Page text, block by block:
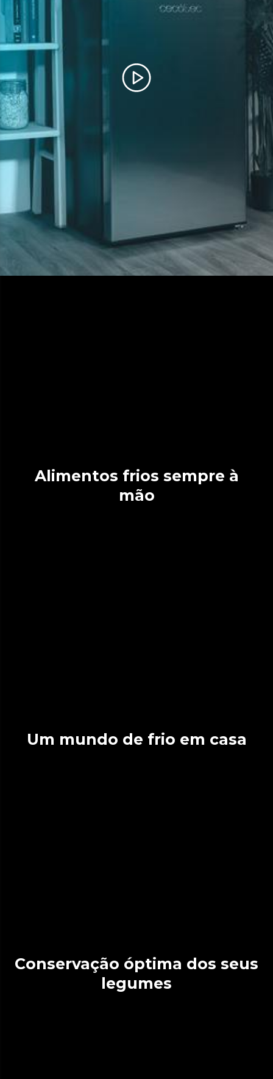
Alimentos frios sempre à
mão
Um mundo de frio em casa
Conservação óptima dos seus
legumes